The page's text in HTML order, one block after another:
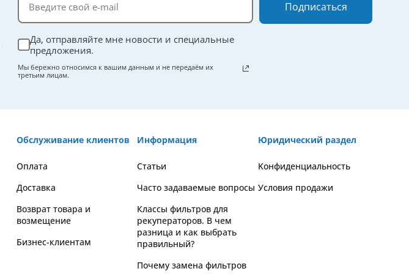
Да, отправляйте мне новости и специальные
предложения.
Мы бережно относимся к вашим данным и не передаём их
третьим лицам.
Подписаться
Обслуживание клиентов
Оплата
Доставка
Возврат товара и
возмещение
Бизнес-клиентам
Информация
Статьи
Часто задаваемые вопросы
Классы фильтров для
рекуператоров. В чем
разница и как выбрать
правильный?
Почему замена фильтров
Юридический раздел
Kонфиденциальность
Условия продажи